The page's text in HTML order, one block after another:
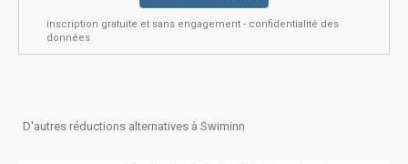
inscription gratuite et sans engagement - confidentialité des
données
D'autres réductions alternatives à Swiminn